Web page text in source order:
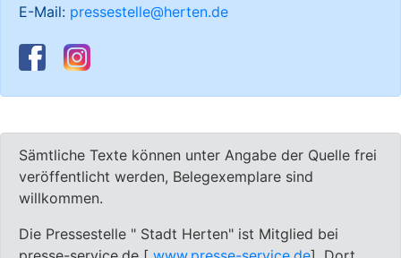
E-Mail: pressestelle@herten.de
Sämtliche Texte können unter Angabe der Quelle frei
veröffentlicht werden, Belegexemplare sind
willkommen.
Die Pressestelle " Stadt Herten" ist Mitglied bei